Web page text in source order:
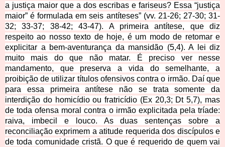
a justiça maior que a dos escribas e fariseus? Essa “justiça
maior” é formulada em seis antíteses” (vv. 21-26; 27-30; 31-
32; 33-37; 38-42; 43-47). A primeira antítese, que diz
respeito ao nosso texto de hoje, é um modo de retomar e
explicitar a bem-aventurança da mansidão (5,4). A lei diz
muito mais do que não matar. É preciso ver nesse
mandamento, que preserva a vida do semelhante, a
proibição de utilizar títulos ofensivos contra o irmão. Daí que
para essa primeira antítese não se trata somente da
interdição do homicídio ou fratricídio (Ex 20,3; Dt 5,7), mas
de toda ofensa moral contra o irmão explicitada pela tríade:
raiva, imbecil e louco. As duas sentenças sobre a
reconciliação exprimem a atitude requerida dos discípulos e
de toda comunidade cristã. O que é requerido de quem vai